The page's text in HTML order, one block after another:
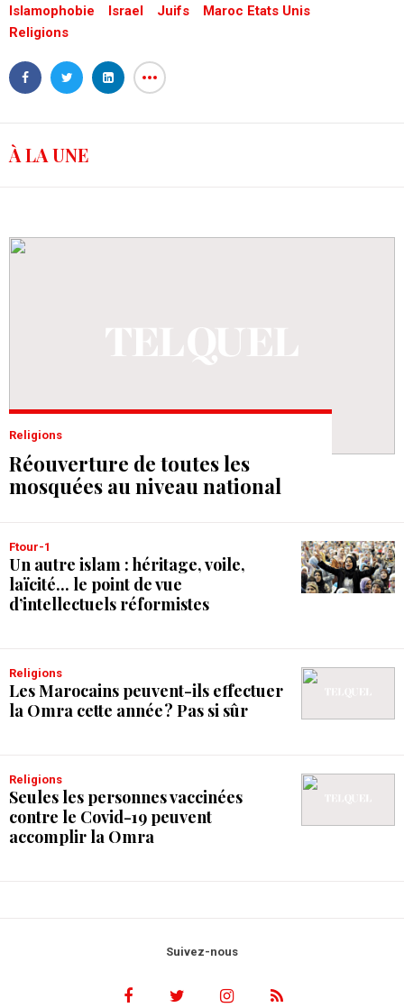
Islamophobie
Israel Juifs
Maroc Etats Unis
Religions
À LA UNE
Religions
Réouverture de toutes les
mosquées au niveau national
Ftour-1
Un autre islam : héritage, voile,
laïcité... le point de vue
d’intellectuels réformistes
Religions
Les Marocains peuvent-ils effectuer
la Omra cette année ? Pas si sûr
Religions
Seules les personnes vaccinées
contre le Covid-19 peuvent
accomplir la Omra
Suivez-nous